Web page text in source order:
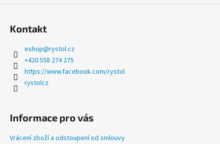
n
j
t
?
HLEDAT
Kontakt
eshop@rystol.cz
+420 558 274 275
https://www.facebook.com/rystol
rystolcz
Informace pro vás
Vrácení zboží a odstoupení od smlouvy